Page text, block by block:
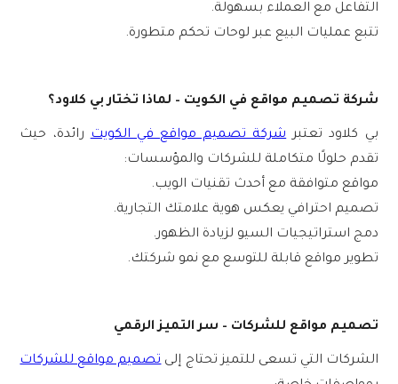
التفاعل مع العملاء بسهولة.
تتبع عمليات البيع عبر لوحات تحكم متطورة.
شركة تصميم مواقع في الكويت – لماذا تختار بي كلاود؟
بي كلاود تعتبرشركة تصميم مواقع في الكويترائدة، حيث
تقدم حلولًا متكاملة للشركات والمؤسسات:
مواقع متوافقة مع أحدث تقنيات الويب.
تصميم احترافي يعكس هوية علامتك التجارية.
دمج استراتيجيات السيو لزيادة الظهور.
تطوير مواقع قابلة للتوسع مع نمو شركتك.
تصميم مواقع للشركات – سر التميز الرقمي
الشركات التي تسعى للتميز تحتاج إلىتصميم مواقع للشركات